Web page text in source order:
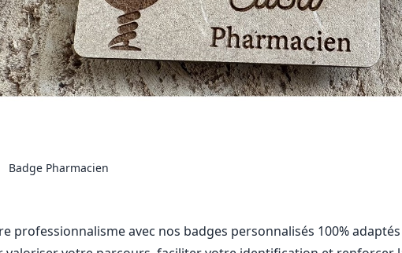
Badge Pharmacien
professionnalisme avec nos badges personnalisés 100%